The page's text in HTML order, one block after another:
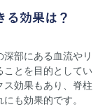
る効果は？
部にある血流やリ
ことを目的としてい
ス効果もあり、脊柱
も効果的です。